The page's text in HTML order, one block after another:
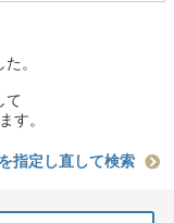
。
て
す。
指定し直して検索